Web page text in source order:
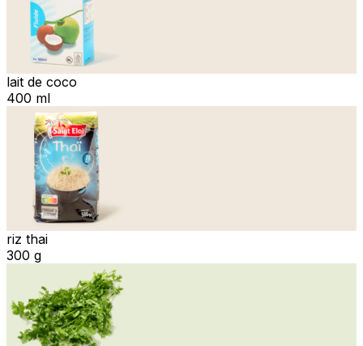
lait de coco
400 ml
riz thai
300 g